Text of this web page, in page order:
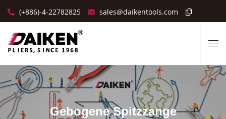
(+886)-4-22782825 sales@daikentools.com
Gebogene Spitzzange